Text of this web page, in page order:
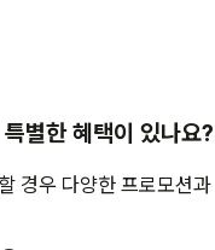
별한 혜택이 있나요?
경우 다양한 프로모션